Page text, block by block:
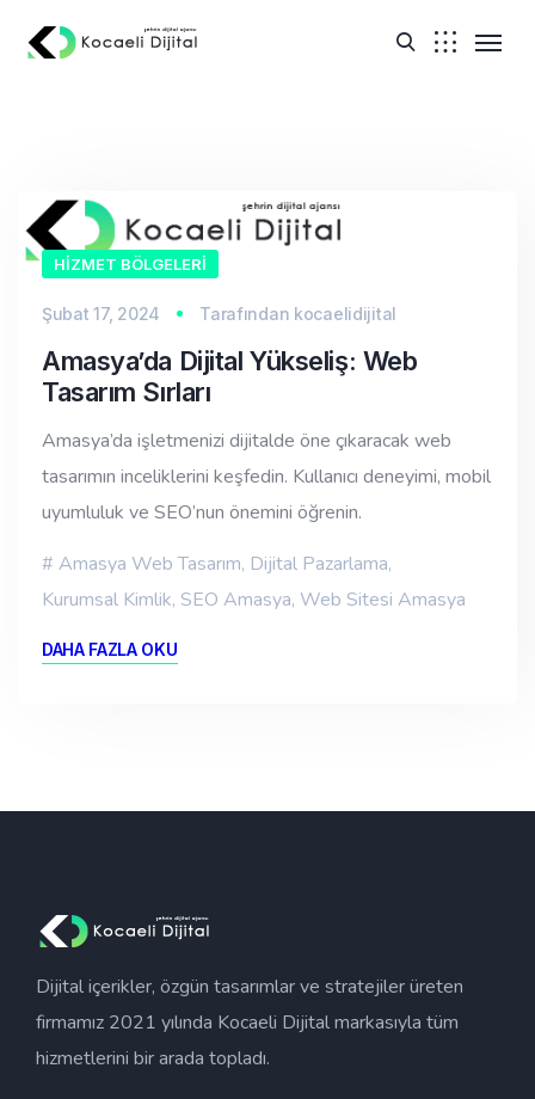
HIZMET BÖLGELERI
Şubat 17, 2024 Tarafından kocaelidijital
Amasya’da Dijital Yükseliş: Web
Tasarım Sırları
Amasya’da işletmenizi dijitalde öne çıkaracak web
tasarımın inceliklerini keşfedin. Kullanıcı deneyimi, mobil
uyumluluk ve SEO’nun önemini öğrenin.
Amasya Web Tasarım, Dijital Pazarlama,
Kurumsal Kimlik, SEO Amasya, Web Sitesi Amasya
DAHA FAZLA OKU
Dijital içerikler, özgün tasarımlar ve stratejiler üreten
firmamız 2021 yılında Kocaeli Dijital markasıyla tüm
hizmetlerini bir arada topladı.